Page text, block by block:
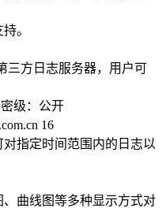
。
三方日志服务器，用户可
级：公开
16
指定时间范围内的日志以
曲线图等多种显示方式对